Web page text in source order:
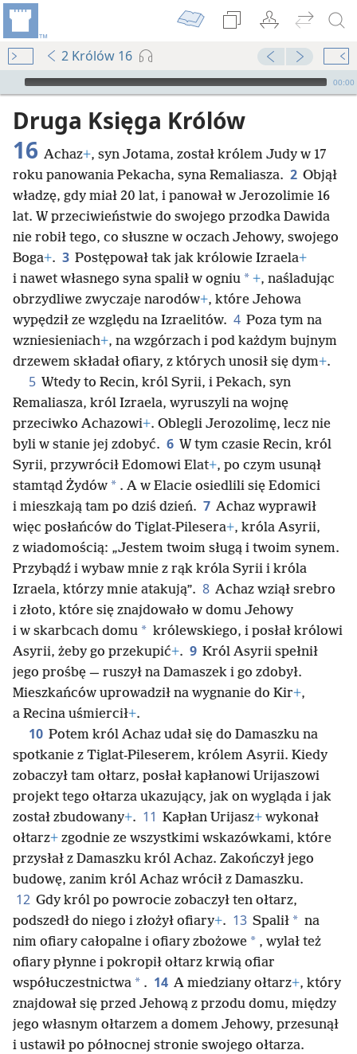
2 Królów 16
Audio Player
00:00
Druga Księga Królów
16 Achaz+, syn Jotama, został królem Judy w 17
roku panowania Pekacha, syna Remaliasza. 2 Objął
władzę, gdy miał 20 lat, i panował w Jerozolimie 16
lat. W przeciwieństwie do swojego przodka Dawida
nie robił tego, co słuszne w oczach Jehowy, swojego
Boga+. 3 Postępował tak jak królowie Izraela+
i nawet własnego syna spalił w ogniu * +, naśladując
obrzydliwe zwyczaje narodów+, które Jehowa
wypędził ze względu na Izraelitów. 4 Poza tym na
wzniesieniach+, na wzgórzach i pod każdym bujnym
drzewem składał ofiary, z których unosił się dym+.
5 Wtedy to Recin, król Syrii, i Pekach, syn
Remaliasza, król Izraela, wyruszyli na wojnę
przeciwko Achazowi+. Oblegli Jerozolimę, lecz nie
byli w stanie jej zdobyć. 6 W tym czasie Recin, król
Syrii, przywrócił Edomowi Elat+, po czym usunął
stamtąd Żydów * . A w Elacie osiedlili się Edomici
i mieszkają tam po dziś dzień. 7 Achaz wyprawił
więc posłańców do Tiglat-Pilesera+, króla Asyrii,
z wiadomością: „Jestem twoim sługą i twoim synem.
Przybądź i wybaw mnie z rąk króla Syrii i króla
Izraela, którzy mnie atakują”. 8 Achaz wziął srebro
i złoto, które się znajdowało w domu Jehowy
i w skarbcach domu * królewskiego, i posłał królowi
Asyrii, żeby go przekupić+. 9 Król Asyrii spełnił
jego prośbę — ruszył na Damaszek i go zdobył.
Mieszkańców uprowadził na wygnanie do Kir+,
a Recina uśmiercił+.
10 Potem król Achaz udał się do Damaszku na
spotkanie z Tiglat-Pileserem, królem Asyrii. Kiedy
zobaczył tam ołtarz, posłał kapłanowi Urijaszowi
projekt tego ołtarza ukazujący, jak on wygląda i jak
został zbudowany+. 11 Kapłan Urijasz+ wykonał
ołtarz+ zgodnie ze wszystkimi wskazówkami, które
przysłał z Damaszku król Achaz. Zakończył jego
budowę, zanim król Achaz wrócił z Damaszku.
12 Gdy król po powrocie zobaczył ten ołtarz,
podszedł do niego i złożył ofiary+. 13 Spalił * na
nim ofiary całopalne i ofiary zbożowe * , wylał też
ofiary płynne i pokropił ołtarz krwią ofiar
współuczestnictwa * . 14 A miedziany ołtarz+, który
znajdował się przed Jehową z przodu domu, między
jego własnym ołtarzem a domem Jehowy, przesunął
i ustawił po północnej stronie swojego ołtarza.